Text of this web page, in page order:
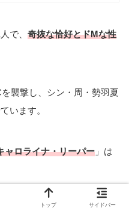
で、 奇抜な恰好とドMな性
襲撃し、シン・周・勢羽夏
います。
ャロライナ・リーパー 」は
トップ サイドバー